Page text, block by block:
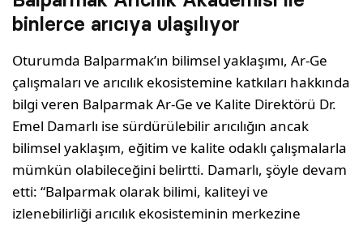
binlerce arıcıya ulaşılıyor
Oturumda Balparmak’ın bilimsel yaklaşımı, Ar-Ge
çalışmaları ve arıcılık ekosistemine katkıları hakkında
bilgi veren Balparmak Ar-Ge ve Kalite Direktörü Dr.
Emel Damarlı ise sürdürülebilir arıcılığın ancak
bilimsel yaklaşım, eğitim ve kalite odaklı çalışmalarla
mümkün olabileceğini belirtti. Damarlı, şöyle devam
etti: “Balparmak olarak bilimi, kaliteyi ve
izlenebilirliği arıcılık ekosisteminin merkezine